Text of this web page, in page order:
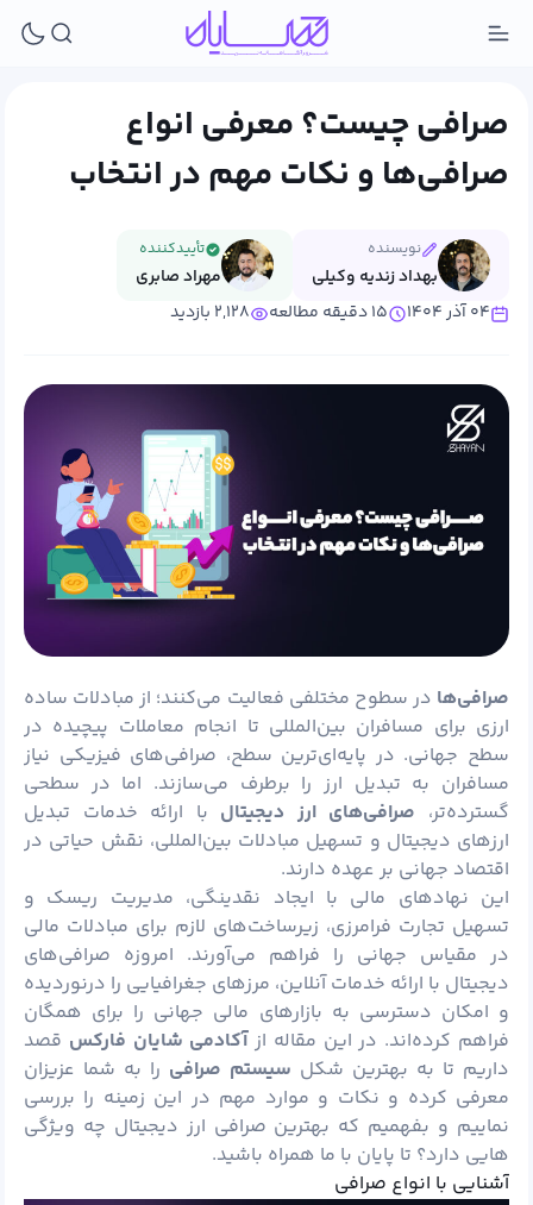
صرافی چیست؟ معرفی انواع
صرافی‌ها و نکات مهم در انتخاب
نویسنده
بهداد زندیه وکیلی
تأییدکننده
مهراد صابری
۰۴ آذر ۱۴۰۴
۱۵ دقیقه مطالعه ۲,۱۲۸ بازدید
صرافی‌ها در سطوح مختلفی فعالیت می‌کنند؛ از مبادلات ساده
ارزی برای مسافران بین‌المللی تا انجام معاملات پیچیده در
سطح جهانی. در پایه‌ای‌ترین سطح، صرافی‌های فیزیکی نیاز
مسافران به تبدیل ارز را برطرف می‌سازند. اما در سطحی
گسترده‌تر، صرافی‌های ارز دیجیتال با ارائه خدمات تبدیل
ارزهای دیجیتال و تسهیل مبادلات بین‌المللی، نقش حیاتی در
اقتصاد جهانی بر عهده دارند.
این نهادهای مالی با ایجاد نقدینگی، مدیریت ریسک و
تسهیل تجارت فرامرزی، زیرساخت‌های لازم برای مبادلات مالی
در مقیاس جهانی را فراهم می‌آورند. امروزه صرافی‌های
دیجیتال با ارائه خدمات آنلاین، مرزهای جغرافیایی را درنوردیده
و امکان دسترسی به بازارهای مالی جهانی را برای همگان
فراهم کرده‌اند. در این مقاله ازآکادمی شایان فارکس قصد
داریم تا به بهترین شکل سیستم صرافی را به شما عزیزان
معرفی کرده و نکات و موارد مهم در این زمینه را بررسی
نماییم و بفهمیم که بهترین صرافی ارز دیجیتال چه ویژگی
هایی دارد؟ تا پایان با ما همراه باشید.
آشنایی با انواع صرافی